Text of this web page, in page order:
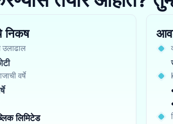
निकष
उलाढाल
वर्षे
लिमिटेड